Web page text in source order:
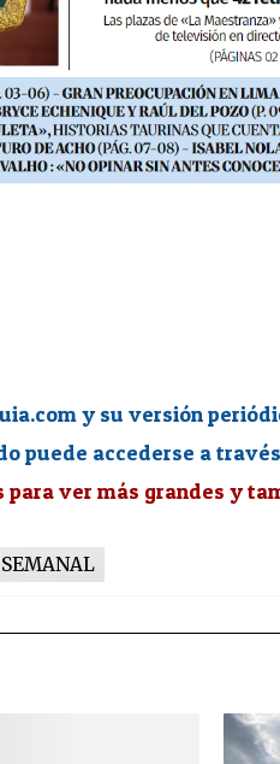
y su versión
puede accederse a
ver más grandes y